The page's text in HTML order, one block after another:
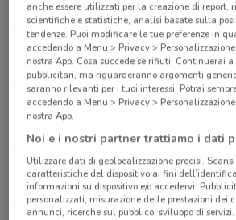
10.9 km
APERTO
Via Verolengo, 27 Torino
12.1 km
APERTO
Piazza Carlo Felice, 85 Torino
12.6 km
C.So Giulio Cesare 65 Torino
13.5 km
CHIUSO
anche essere utilizzati per la creazione di report,
scientifiche e statistiche, analisi basate sulla
tendenze. Puoi modificare le tue preferenze in
accedendo a Menu > Privacy >
nostra App. Cosa succede se rifiuti: Continuerai
pubblicitari, ma riguarderanno argomenti
saranno rilevanti per i tuoi interessi. Potrai
accedendo a Menu > Privacy >
nostra App.
Noi e i nostri partner trattiamo i dati
Utilizzare dati di geolocalizzazione precisi.
caratteristiche del dispositivo ai fini
informazioni su dispositivo e/o accedervi.
personalizzati, misurazione delle prestazioni dei
annunci, ricerche sul pubblico, sviluppo di servizi.